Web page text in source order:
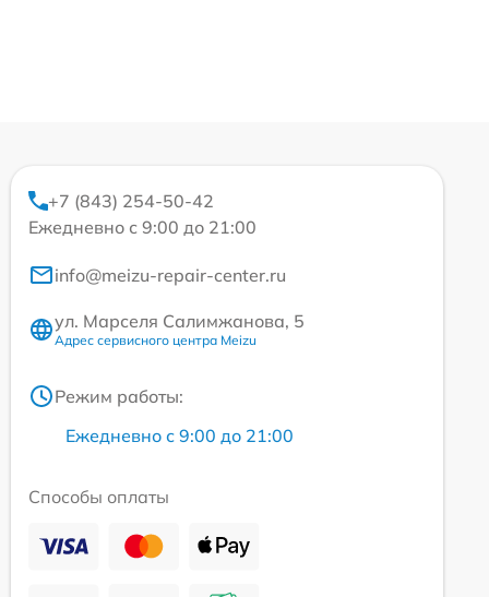
+7 (843) 254-50-42
Ежедневно с 9:00 до 21:00
info@meizu-repair-center.ru
ул. Марселя Салимжанова, 5
Адрес сервисного центра Meizu
Режим работы:
Ежедневно с 9:00 до 21:00
Способы оплаты